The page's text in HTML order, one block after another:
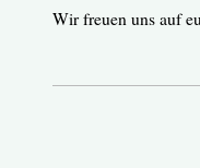
Wir freuen uns auf